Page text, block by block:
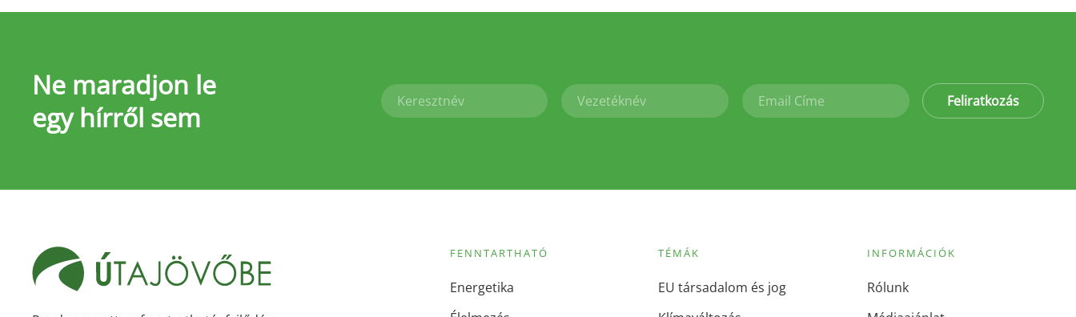
Ne maradjon le
egy hírről sem
Feliratkozás
FENNTARTHATÓ
Energetika
TÉMÁK
EU társadalom és jog
INFORMÁCIÓK
Rólunk